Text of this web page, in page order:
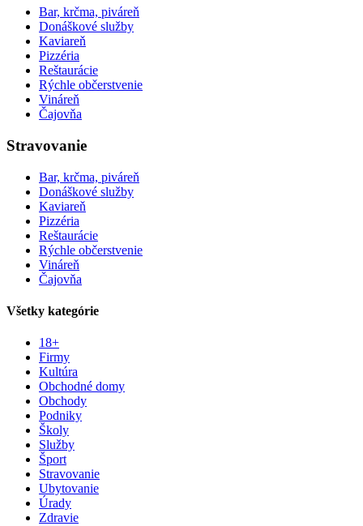
Bar, krčma, piváreň
Donáškové služby
Kaviareň
Pizzéria
Reštaurácie
Rýchle občerstvenie
Vináreň
Čajovňa
Stravovanie
Bar, krčma, piváreň
Donáškové služby
Kaviareň
Pizzéria
Reštaurácie
Rýchle občerstvenie
Vináreň
Čajovňa
Všetky kategórie
18+
Firmy
Kultúra
Obchodné domy
Obchody
Podniky
Školy
Služby
Šport
Stravovanie
Ubytovanie
Úrady
Zdravie